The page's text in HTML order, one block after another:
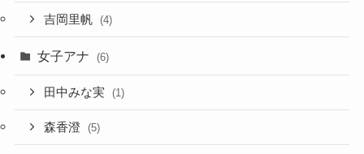
吉岡里帆 (4)
女子アナ (6)
田中みな実 (1)
森香澄 (5)